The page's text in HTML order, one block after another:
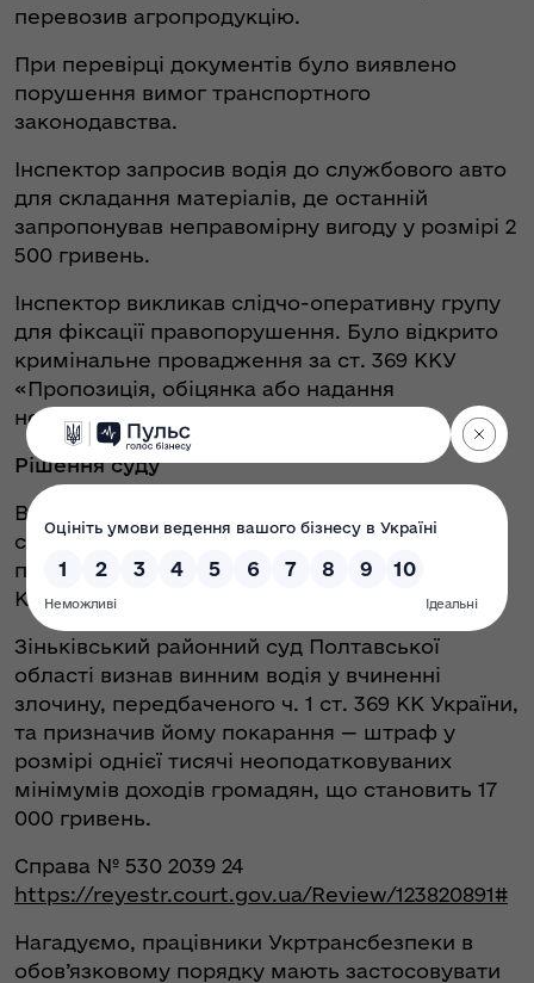
перевозив агропродукцію.
При перевірці документів було виявлено
порушення вимог транспортного
законодавства.
Інспектор запросив водія до службового авто
для складання матеріалів, де останній
запропонував неправомірну вигоду у розмірі 2
500 гривень.
Інспектор викликав слідчо-оперативну групу
для фіксації правопорушення. Було відкрито
кримінальне провадження за ст. 369 ККУ
«Пропозиція, обіцянка або надання
неправомірної вигоди службовій особі».
Рішення суду
В судовому засіданні обвинувачений визнав
себе винним у вчиненні кримінального
правопорушення, передбаченого ч. 1 ст. 369
КК України при вищезазначених обставинах.
Зіньківський районний суд Полтавської
області визнав винним водія у вчиненні
злочину, передбаченого ч. 1 ст. 369 КК України,
та призначив йому покарання — штраф у
розмірі однієї тисячі неоподатковуваних
мінімумів доходів громадян, що становить 17
000 гривень.
Справа № 530 2039 24
https://reyestr.court.gov.ua/Review/123820891#
Нагадуємо, працівники Укртрансбезпеки в
обов’язковому порядку мають застосовувати